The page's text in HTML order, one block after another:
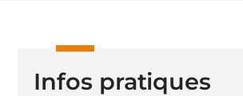
Infos pratiques